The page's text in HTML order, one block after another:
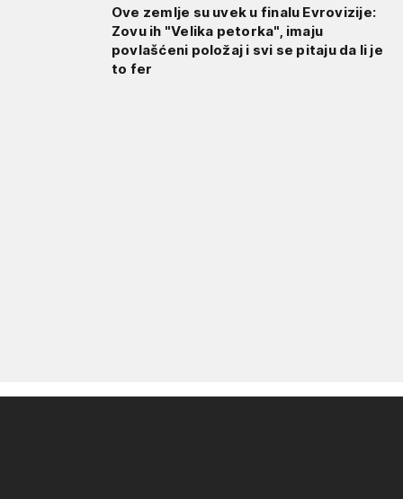
Ove zemlje su uvek u finalu Evrovizije:
Zovu ih "Velika petorka", imaju
povlašćeni položaj i svi se pitaju da li je
to fer